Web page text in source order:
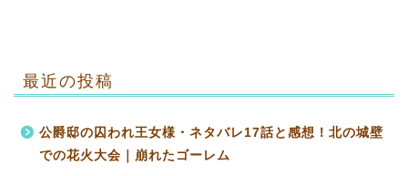
最近の投稿
公爵邸の囚われ王女様・ネタバレ17話と感想！北の城壁
での花火大会｜崩れたゴーレム